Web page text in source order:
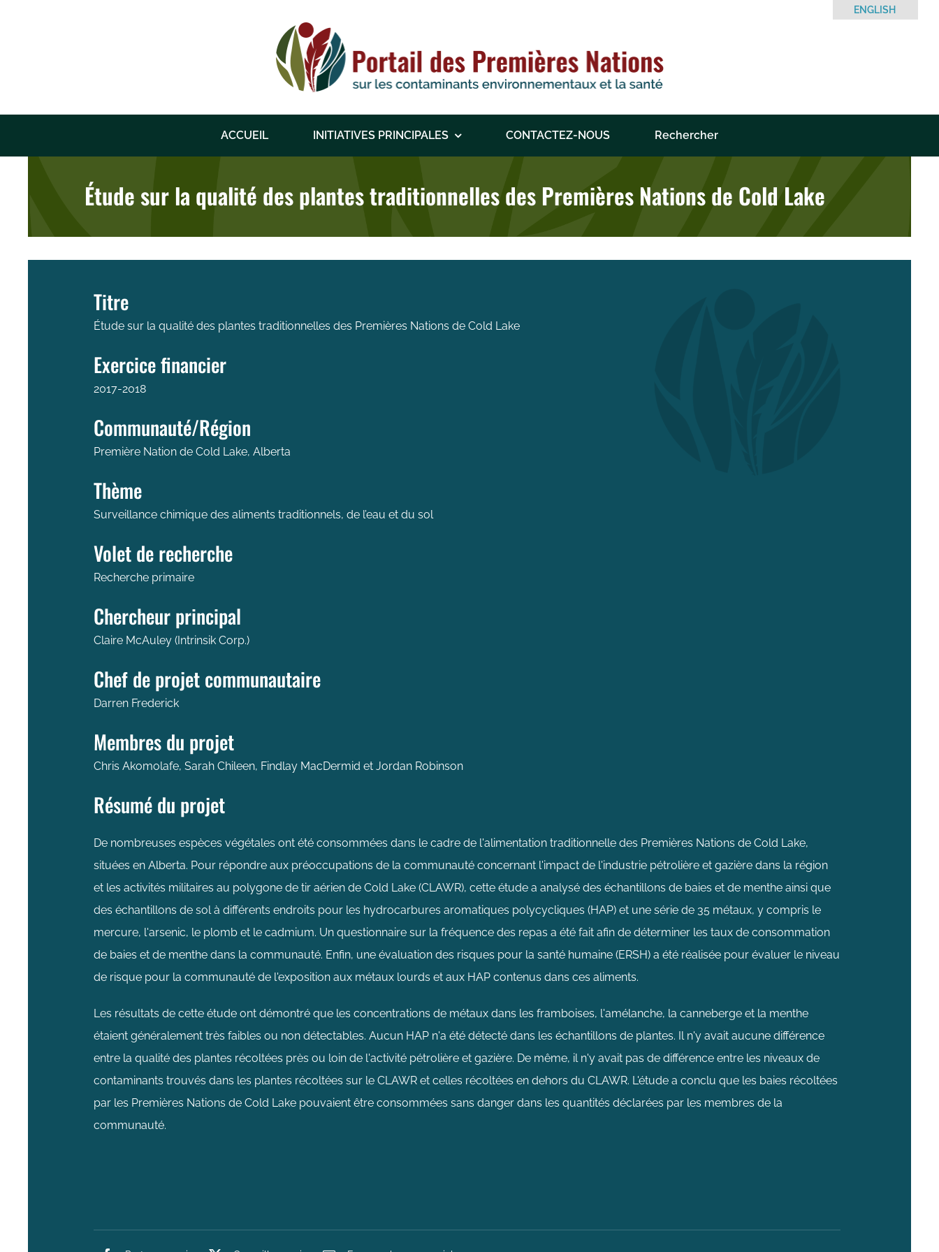
ENGLISH
ACCUEIL INITIATIVES PRINCIPALES CONTACTEZ-NOUS Rechercher
Étude sur la qualité des plantes traditionnelles des Premières Nations de Cold Lake
Titre
Étude sur la qualité des plantes traditionnelles des Premières Nations de Cold Lake
Exercice financier
2017-2018
Communauté/Région
Première Nation de Cold Lake, Alberta
Thème
Surveillance chimique des aliments traditionnels, de l’eau et du sol
Volet de recherche
Recherche primaire
Chercheur principal
Claire McAuley (Intrinsik Corp.)
Chef de projet communautaire
Darren Frederick
Membres du projet
Chris Akomolafe, Sarah Chileen, Findlay MacDermid et Jordan Robinson
Résumé du projet
De nombreuses espèces végétales ont été consommées dans le cadre de l'alimentation traditionnelle des Premières Nations de Cold Lake,
situées en Alberta. Pour répondre aux préoccupations de la communauté concernant l'impact de l'industrie pétrolière et gazière dans la région
et les activités militaires au polygone de tir aérien de Cold Lake (CLAWR), cette étude a analysé des échantillons de baies et de menthe ainsi que
des échantillons de sol à différents endroits pour les hydrocarbures aromatiques polycycliques (HAP) et une série de 35 métaux, y compris le
mercure, l'arsenic, le plomb et le cadmium. Un questionnaire sur la fréquence des repas a été fait afin de déterminer les taux de consommation
de baies et de menthe dans la communauté. Enfin, une évaluation des risques pour la santé humaine (ERSH) a été réalisée pour évaluer le niveau
de risque pour la communauté de l'exposition aux métaux lourds et aux HAP contenus dans ces aliments.
Les résultats de cette étude ont démontré que les concentrations de métaux dans les framboises, l'amélanche, la canneberge et la menthe
étaient généralement très faibles ou non détectables. Aucun HAP n'a été détecté dans les échantillons de plantes. Il n'y avait aucune différence
entre la qualité des plantes récoltées près ou loin de l'activité pétrolière et gazière. De même, il n'y avait pas de différence entre les niveaux de
contaminants trouvés dans les plantes récoltées sur le CLAWR et celles récoltées en dehors du CLAWR. L'étude a conclu que les baies récoltées
par les Premières Nations de Cold Lake pouvaient être consommées sans danger dans les quantités déclarées par les membres de la
communauté.